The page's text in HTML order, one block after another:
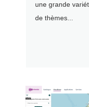
une grande
de thèmes...